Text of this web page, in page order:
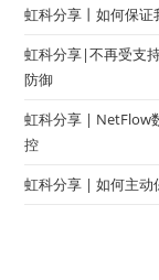
虹科分享丨如何保
虹科分享|不再受支
防御
虹科分享 | NetFlow
控
虹科分享 | 如何主动